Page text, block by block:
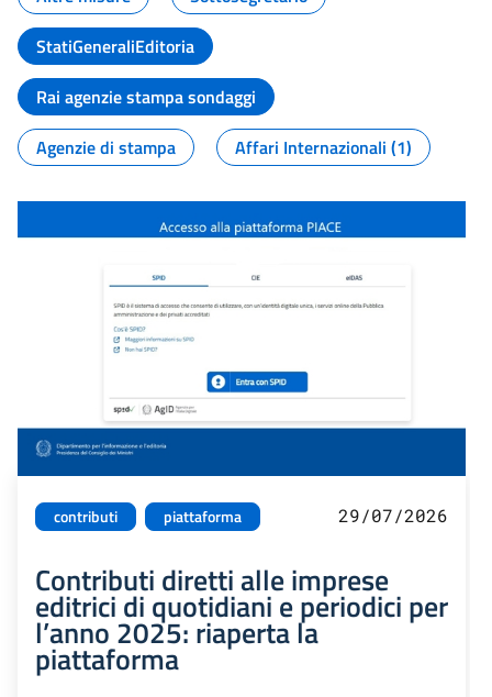
StatiGeneraliEditoria
Rai agenzie stampa sondaggi
Agenzie di stampa
Affari Internazionali (1)
contributi piattaforma 29/07/2026
Contributi diretti alle imprese
editrici di quotidiani e periodici per
l’anno 2025: riaperta la
piattaforma